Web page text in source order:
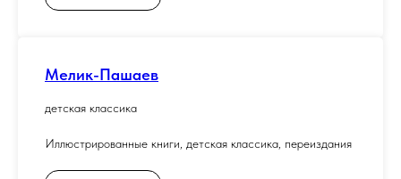
Мелик-Пашаев
детская классика
Иллюстрированные книги, детская классика, переиздания